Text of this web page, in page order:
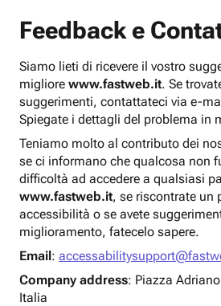
Feedback e
Siamo lieti di ricevere il vostro
migliore www.fastweb.it. Se
suggerimenti, contattateci via e-
Spiegate i dettagli del problema in
Teniamo molto al contributo dei
se ci informano che qualcosa non
difficoltà ad accedere a qualsiasi
www.fastweb.it, se riscontrate un
accessibilità o se avete
miglioramento, fatecelo sapere.
Email:
Company address: Piazza
Italia